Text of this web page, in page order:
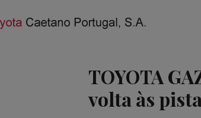
TOYOTA
volta às